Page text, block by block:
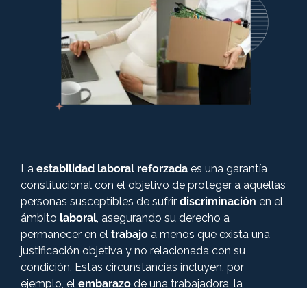
Contáctanos
+57 316 3730322
Derecho Corporativo
Derecho Civil
Derecho Penal
Derecho Administrativo Sancionatorio
Derecho Constitucional
La estabilidad laboral reforzada es una garantía
constitucional con el objetivo de proteger a aquellas
personas susceptibles de sufrir discriminación en el
ámbito laboral, asegurando su derecho a
permanecer en el trabajo a menos que exista una
justificación objetiva y no relacionada con su
condición. Estas circunstancias incluyen, por
ejemplo, el embarazo de una trabajadora, la